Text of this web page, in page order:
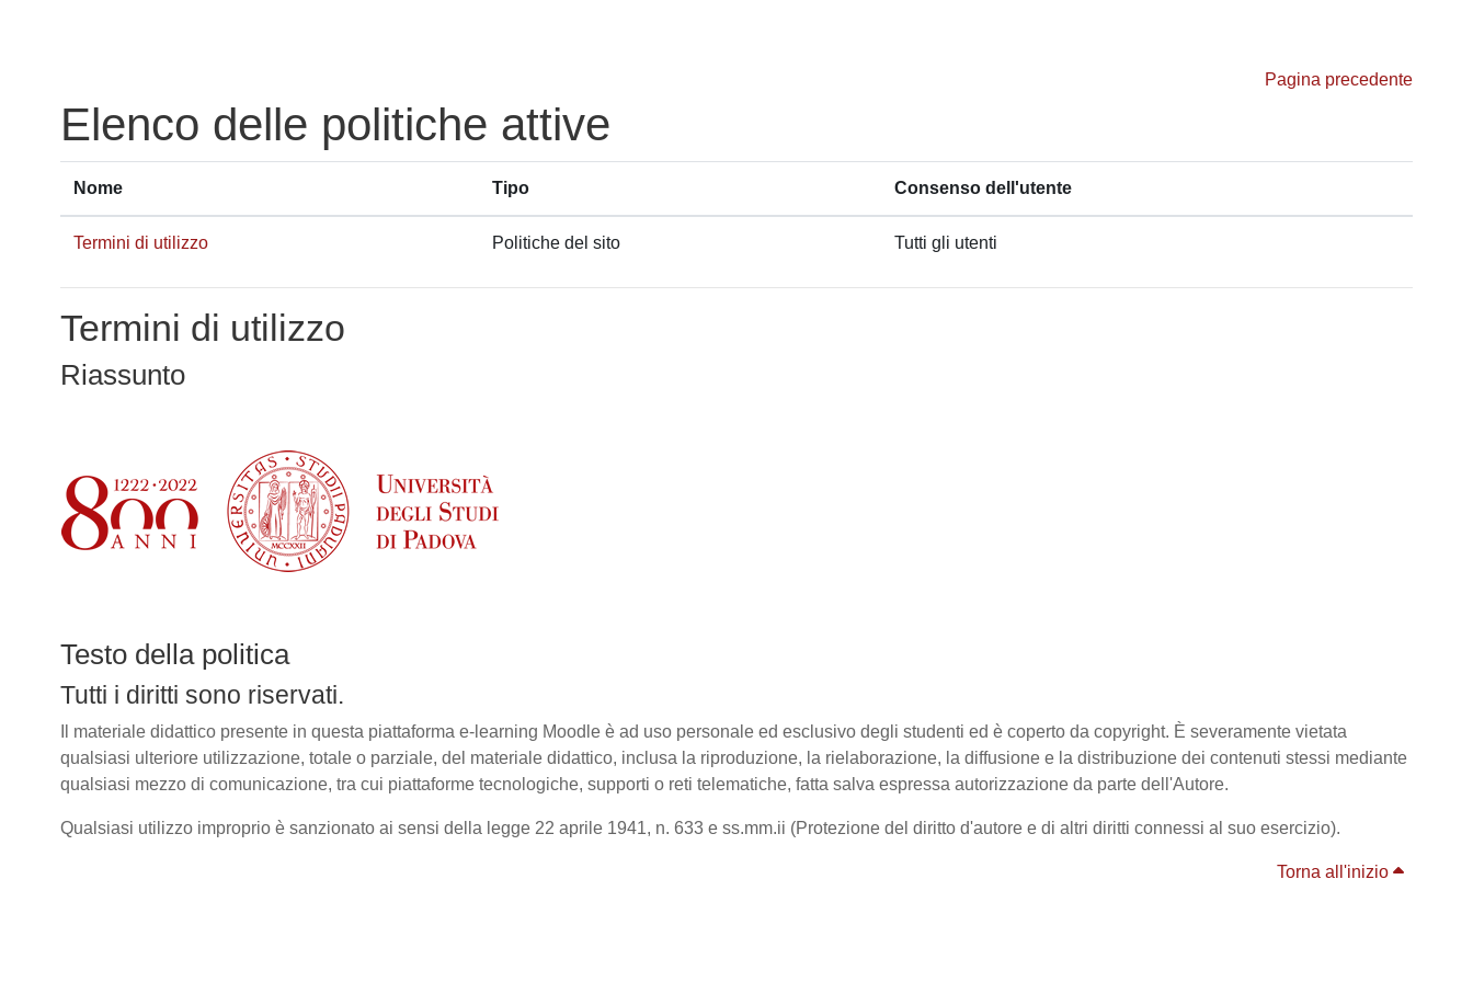
Pagina precedente
Elenco delle politiche attive
Nome Tipo Consenso dell'utente
Termini di utilizzo Politiche del sito Tutti gli utenti
Termini di utilizzo
Riassunto
Testo della politica
Tutti i diritti sono riservati.
Il materiale didattico presente in questa piattaforma e-learning Moodle è ad uso personale ed esclusivo degli studenti ed è coperto da copyright. È severamente vietata
qualsiasi ulteriore utilizzazione, totale o parziale, del materiale didattico, inclusa la riproduzione, la rielaborazione, la diffusione e la distribuzione dei contenuti stessi mediante
qualsiasi mezzo di comunicazione, tra cui piattaforme tecnologiche, supporti o reti telematiche, fatta salva espressa autorizzazione da parte dell'Autore.
Qualsiasi utilizzo improprio è sanzionato ai sensi della legge 22 aprile 1941, n. 633 e ss.mm.ii (Protezione del diritto d'autore e di altri diritti connessi al suo esercizio).
Torna all'inizio